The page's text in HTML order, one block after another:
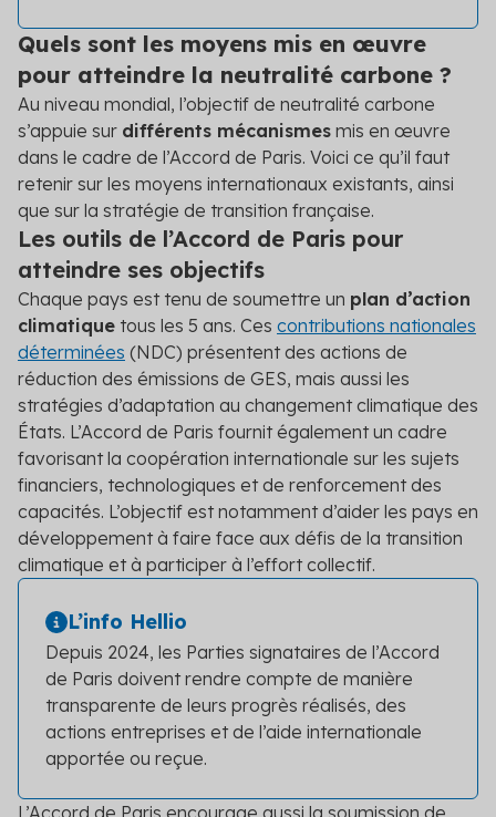
Quels sont les moyens mis en œuvre
pour atteindre la neutralité carbone ?
Au niveau mondial, l’objectif de neutralité carbone
s’appuie sur différents mécanismes mis en œuvre
dans le cadre de l’Accord de Paris. Voici ce qu’il faut
retenir sur les moyens internationaux existants, ainsi
que sur la stratégie de transition française.
Les outils de l’Accord de Paris pour
atteindre ses objectifs
Chaque pays est tenu de soumettre un plan d’action
climatique tous les 5 ans. Ces contributions nationales
déterminées (NDC) présentent des actions de
réduction des émissions de GES, mais aussi les
stratégies d’adaptation au changement climatique des
États. L’Accord de Paris fournit également un cadre
favorisant la coopération internationale sur les sujets
financiers, technologiques et de renforcement des
capacités. L’objectif est notamment d’aider les pays en
développement à faire face aux défis de la transition
climatique et à participer à l’effort collectif.
L’info Hellio
Depuis 2024, les Parties signataires de l’Accord
de Paris doivent rendre compte de manière
transparente de leurs progrès réalisés, des
actions entreprises et de l’aide internationale
apportée ou reçue.
L’Accord de Paris encourage aussi la soumission de